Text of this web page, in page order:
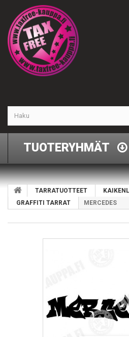
TUOTERYHMÄT
TARRATUOTTEET
GRAFFITI TARRAT
MERCEDES